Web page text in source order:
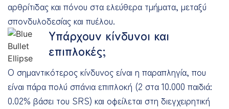
αρθρίτιδας και πόνου στα ελεύθερα τμήματα, μεταξύ
σπονδυλοδεσίας και πυέλου.
Υπάρχουν κίνδυνοι και
επιπλοκές;
Ο σημαντικότερος κίνδυνος είναι η παραπληγία, που
είναι πάρα πολύ σπάνια επιπλοκή (2 στα 10.000 παιδιά:
0.02% βάσει του SRS) και οφείλεται στη διεγχειρητική